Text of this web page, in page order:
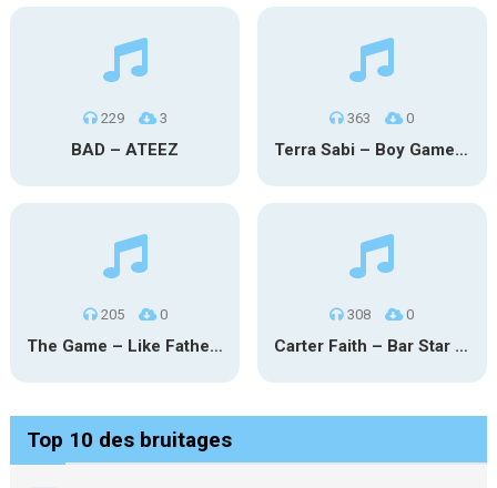
229 3
BAD – ATEEZ
363 0
Terra Sabi – Boy Game X Marcia Cruz
205 0
The Game – Like Father Like Daughter
308 0
Carter Faith – Bar Star Vevo
Top 10 des bruitages